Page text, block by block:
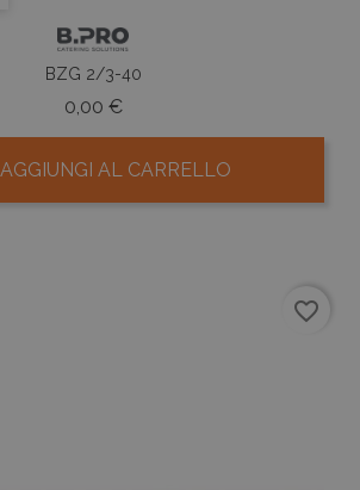
BZG 2/3-40
0,00 €Prezzo
AGGIUNGI AL CARRELLO
favorite_border